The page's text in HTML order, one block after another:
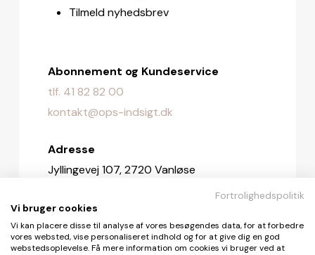
Tilmeld nyhedsbrev
Abonnement og Kundeservice
tlf. 41 82 82 00
kontakt@ops-indsigt.dk
Adresse
Jyllingevej 107, 2720 Vanløse
Redaktionen
redaktionen@ops-indsigt.dk
Fortrolighedspolitik
Vi bruger cookies
Vi kan placere disse til analyse af vores besøgendes data, for at forbedre
vores websted, vise personaliseret indhold og for at give dig en god
webstedsoplevelse. Få mere information om cookies vi bruger ved at